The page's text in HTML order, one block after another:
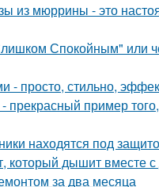
из мюррины - это
Спокойным" или
- просто, стильно,
прекрасный пример
находятся под
который дышит вместе
за два месяца